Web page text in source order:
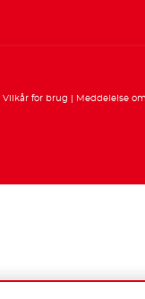
Vilkår for brug
Meddelelse om